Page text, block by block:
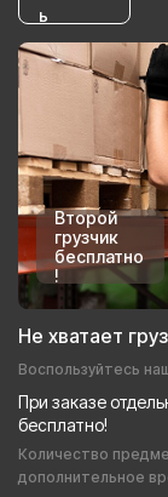
ь
Второй
грузчик
бесплатно
!
Не хватает
Воспользуйтесь
При заказе
бесплатно!
Количество
дополнительное